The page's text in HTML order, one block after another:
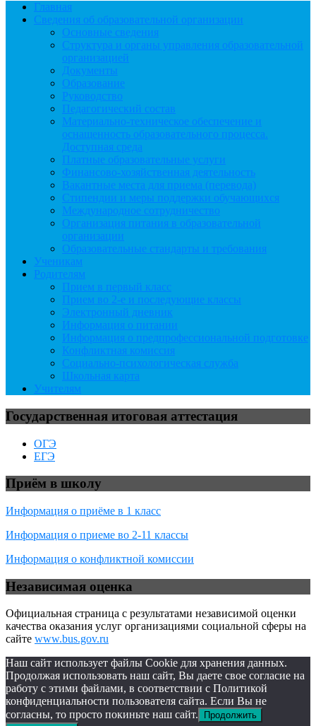
Главная
Сведения об образовательной организации
Основные сведения
Структура и органы управления образовательной
организацией
Документы
Образование
Руководство
Педагогический состав
Материально-техническое обеспечение и
оснащенность образовательного процесса.
Доступная среда
Платные образовательные услуги
Финансово-хозяйственная деятельность
Вакантные места для приема (перевода)
Стипендии и меры поддержки обучающихся
Международное сотрудничество
Организация питания в образовательной
организации
Образовательные стандарты и требования
Ученикам
Родителям
Прием в первый класс
Прием во 2-е и последующие классы
Электронный дневник
Информация о питании
Информация о предпрофессиональной подготовке
Конфликтная комиссия
Социально-психологическая служба
Школьная карта
Учителям
Государственная итоговая аттестация
ОГЭ
ЕГЭ
Приём в школу
Информация о приёме в 1 класс
Информация о приеме во 2-11 классы
Информация о конфликтной комиссии
Независимая оценка
Официальная страница с результатами независимой оценки
качества оказания услуг организациями социальной сферы на
сайте www.bus.gov.ru
Наш сайт использует файлы Cookie для хранения данных.
Продолжая использовать наш сайт, Вы даете свое согласие на
работу с этими файлами, в соответствии с Политикой
конфиденциальности пользователя сайта. Если Вы не
согласны, то просто покиньте наш сайт.
Продолжить